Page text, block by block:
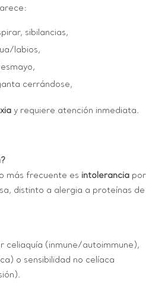
sibilancias,
labios,
cerrándose,
y requiere atención inmediata.
más frecuente es intolerancia por
distinto a alergia a proteínas de
celiaquía (inmune/autoimmune),
o sensibilidad no celíaca